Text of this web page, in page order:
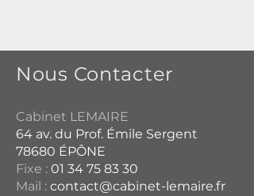
Nous Contacter
Cabinet LEMAIRE
64 av. du Prof. Émile Sergent
78680 ÉPÔNE
Fixe : 01 34 75 83 30
Mail : contact@cabinet-lemaire.fr